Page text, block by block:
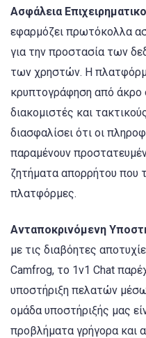
Ασφάλεια
εφαρμόζει πρωτόκολλα
για την προστασία των
των χρηστών. Η
κρυπτογράφηση από άκρο
διακομιστές και
διασφαλίσει ότι οι
παραμένουν
ζητήματα απορρήτου που
πλατφόρμες.
Ανταποκρινόμενη
με τις διαβόητες
Camfrog, το 1v1 Chat
υποστήριξη πελατών
ομάδα υποστήριξής μας
προβλήματα γρήγορα και